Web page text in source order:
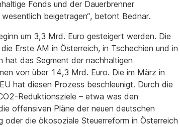
Fonds und der Dauerbrenner
beigetragen“, betont Bednar.
um 3,3 Mrd. Euro gesteigert werden. Die
Erste AM in Österreich, in Tschechien und in
hat das Segment der nachhaltigen
von über 14,3 Mrd. Euro. Die im März in
hat diesen Prozess beschleunigt. Durch die
Reduktionsziele – etwa was den
offensiven Pläne der neuen deutschen
oder die ökosoziale Steuerreform in Österreich